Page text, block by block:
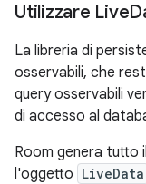
Utilizzare Live
La libreria di
osservabili, che
query osservabili
di accesso al
Room genera tutto
l'oggetto LiveData